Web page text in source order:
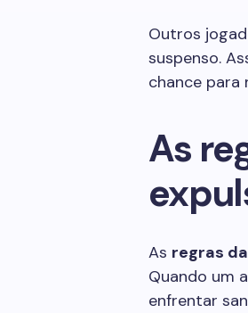
Outros
suspenso.
chance para
As
As regras da
Quando um
enfrentar